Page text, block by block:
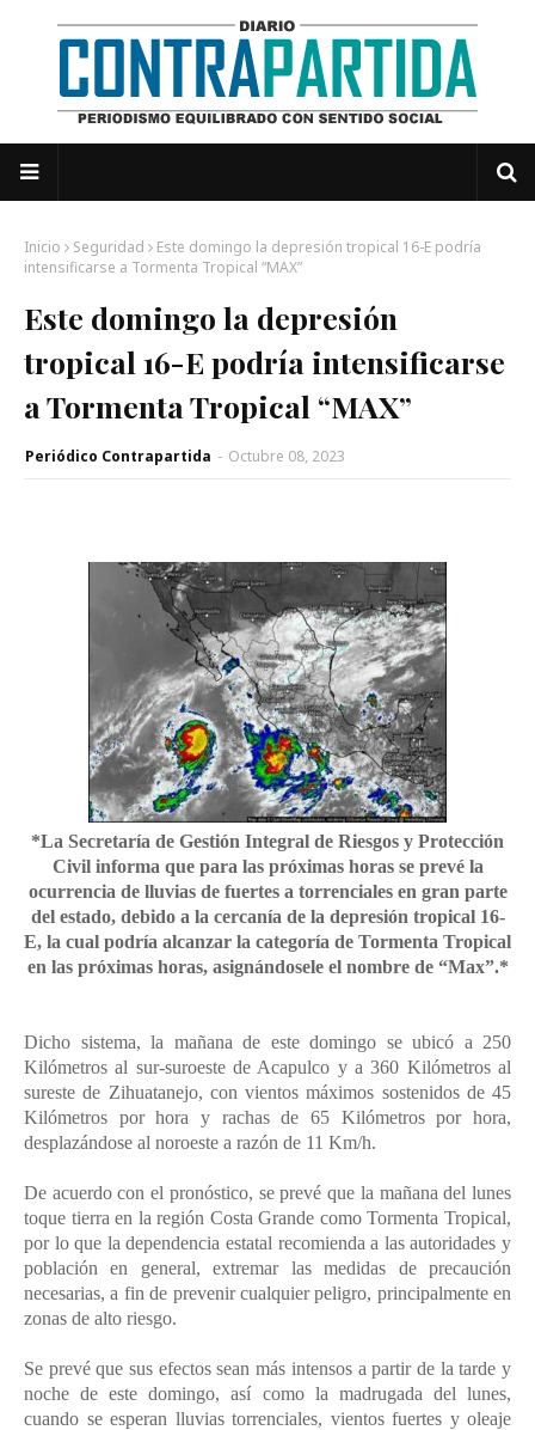
Inicio Seguridad
Este domingo la depresión tropical 16-E podría
intensificarse a Tormenta Tropical “MAX”
Este domingo la depresión
tropical 16-E podría intensificarse
a Tormenta Tropical “MAX”
Periódico Contrapartida - Octubre 08, 2023
*La Secretaría de Gestión Integral de Riesgos y Protección
Civil informa que para las próximas horas se prevé la
ocurrencia de lluvias de fuertes a torrenciales en gran parte
del estado, debido a la cercanía de la depresión tropical 16-
E, la cual podría alcanzar la categoría de Tormenta Tropical
en las próximas horas, asignándosele el nombre de “Max”.*
Dicho sistema, la mañana de este domingo se ubicó a 250
Kilómetros al sur-suroeste de Acapulco y a 360 Kilómetros al
sureste de Zihuatanejo, con vientos máximos sostenidos de 45
Kilómetros por hora y rachas de 65 Kilómetros por hora,
desplazándose al noroeste a razón de 11 Km/h.
De acuerdo con el pronóstico, se prevé que la mañana del lunes
toque tierra en la región Costa Grande como Tormenta Tropical,
por lo que la dependencia estatal recomienda a las autoridades y
población en general, extremar las medidas de precaución
necesarias, a fin de prevenir cualquier peligro, principalmente en
zonas de alto riesgo.
Se prevé que sus efectos sean más intensos a partir de la tarde y
noche de este domingo, así como la madrugada del lunes,
cuando se esperan lluvias torrenciales, vientos fuertes y oleaje